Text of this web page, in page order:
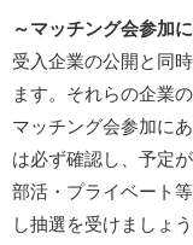
～マッチング会参加
受入企業の公開と同
ます。それらの企業
マッチング会参加に
は必ず確認し、予定
部活・プライベート
し抽選を受けましょう